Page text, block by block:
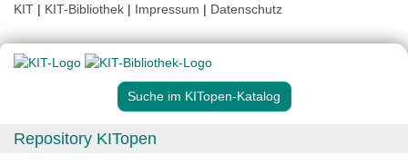
KIT | KIT-Bibliothek | Impressum | Datenschutz
Suche im KITopen-Katalog
Repository KITopen